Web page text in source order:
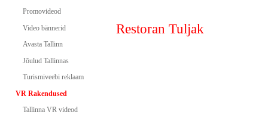
Promovideod
Video bännerid
Avasta Tallinn
Jõulud Tallinnas
Turismiveebi reklaam
VR Rakendused
Tallinna VR videod
Restoran Tuljak